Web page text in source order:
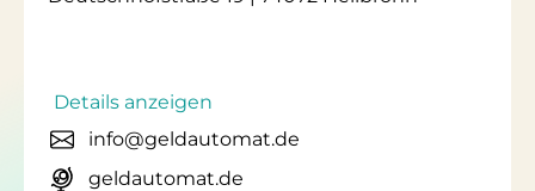
Details anzeigen
info@geldautomat.de
geldautomat.de